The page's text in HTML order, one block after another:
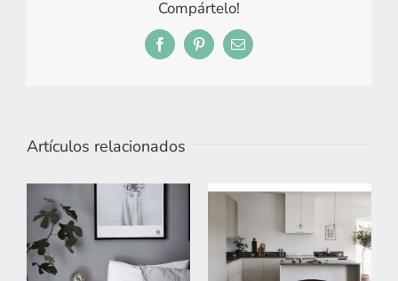
Compártelo!
FacebookPinterestCorreo
electrónico
Artículos relacionados